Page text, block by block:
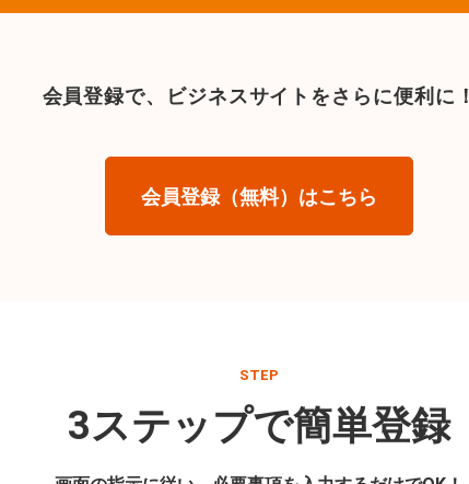
会員登録で、 ビジネスサイトをさらに便利に！
会員登録（無料）はこちら
STEP
3ステップで簡単登録